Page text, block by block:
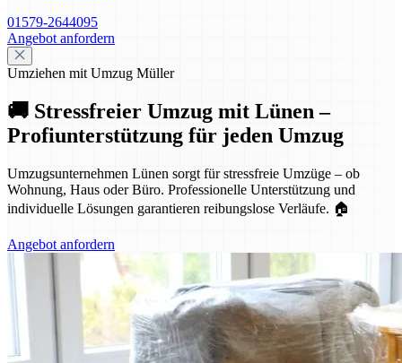
01579-2644095
Angebot anfordern
Umziehen mit Umzug Müller
🚚 Stressfreier Umzug mit Lünen –
Profiunterstützung für jeden Umzug
Umzugsunternehmen Lünen sorgt für stressfreie Umzüge – ob
Wohnung, Haus oder Büro. Professionelle Unterstützung und
individuelle Lösungen garantieren reibungslose Verläufe. 🏠
Angebot anfordern